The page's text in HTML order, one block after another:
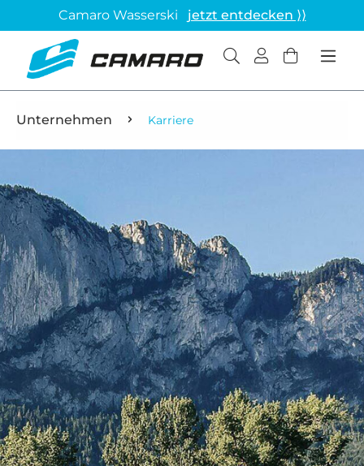
Camaro Wasserski jetzt entdecken ⟩⟩
Unternehmen Karriere